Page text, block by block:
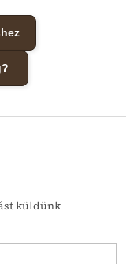
küldünk